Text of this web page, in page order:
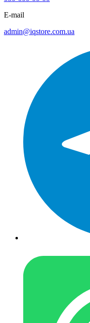
E-mail
admin@iqstore.com.ua